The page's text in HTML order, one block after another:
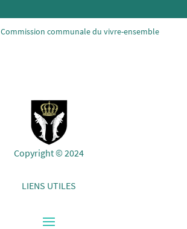
Commission communale du vivre-ensemble
Copyright © 2024
LIENS UTILES